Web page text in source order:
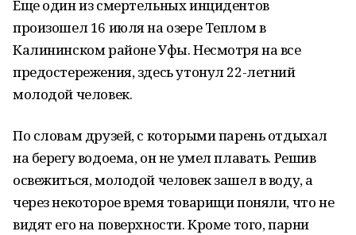
Еще один из смертельных инцидентов
произошел 16 июля на озере Теплом в
Калининском районе Уфы. Несмотря на все
предостережения, здесь утонул 22-летний
молодой человек.
По словам друзей, с которыми парень отдыхал
на берегу водоема, он не умел плавать. Решив
освежиться, молодой человек зашел в воду, а
через некоторое время товарищи поняли, что не
видят его на поверхности. Кроме того, парни